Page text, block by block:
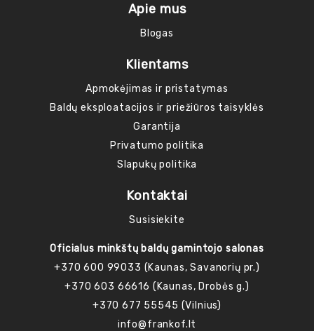
Apie mus
Blogas
Klientams
Apmokėjimas ir pristatymas
Baldų eksploatacijos ir priežiūros taisyklės
Garantija
Privatumo politika
Slapukų politika
Kontaktai
Susisiekite
Oficialus minkštų baldų gamintojo salonas
+370 600 99033 (Kaunas, Savanorių pr.)
+370 603 66616 (Kaunas, Drobės g.)
+370 677 55545 (Vilnius)
info@frankof.lt